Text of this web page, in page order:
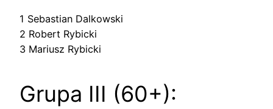
1 Sebastian Dalkowski
2 Robert Rybicki
3 Mariusz Rybicki
Grupa III (60+):